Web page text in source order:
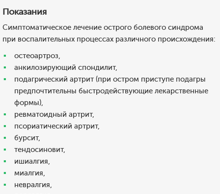
Показания
Симптоматическое лечение острого болевого синдрома
при воспалительных процессах различного происхождения:
остеоартроз,
анкилозирующий спондилит,
подагрический артрит (при остром приступе подагры
предпочтительны быстродействующие лекарственные
формы),
ревматоидный артрит,
псориатический артрит,
бурсит,
тендосиновит,
ишиалгия,
миалгия,
невралгия,